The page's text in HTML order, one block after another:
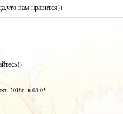
вам нравится))
2018г. в 08:05